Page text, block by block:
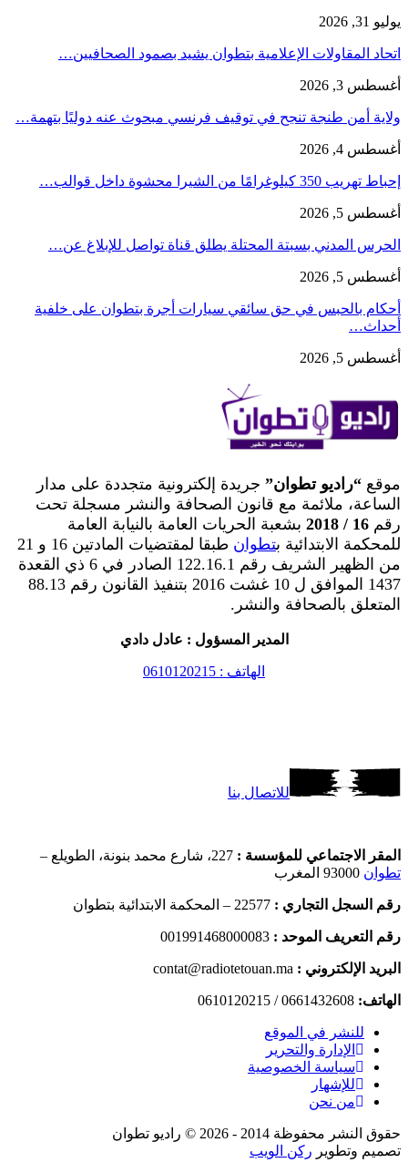
يوليو 31, 2026
اتحاد المقاولات الإعلامية بتطوان يشيد بصمود الصحافيين…
أغسطس 3, 2026
ولاية أمن طنجة تنجح في توقيف فرنسي مبحوث عنه دوليًا بتهمة…
أغسطس 4, 2026
إحباط تهريب 350 كيلوغرامًا من الشيرا محشوة داخل قوالب…
أغسطس 5, 2026
الحرس المدني بسبتة المحتلة يطلق قناة تواصل للإبلاغ عن…
أغسطس 5, 2026
أحكام بالحبس في حق سائقي سيارات أجرة بتطوان على خلفية
أحداث…
أغسطس 5, 2026
موقع “راديو تطوان” جريدة إلكترونية متجددة على مدار
الساعة، ملائمة مع قانون الصحافة والنشر مسجلة تحت
رقم 16 / 2018
بشعبة الحريات العامة بالنيابة العامة
للمحكمة الابتدائية بتطوان
طبقا لمقتضيات المادتين 16 و 21
من الظهير الشريف رقم 122.16.1 الصادر في 6 ذي القعدة
1437 الموافق ل 10 غشت 2016 بتنفيذ القانون رقم 88.13
المتعلق بالصحافة والنشر.
المدير المسؤول : عادل دادي
الهاتف : 0610120215
للاتصال بنا
المقر الاجتماعي للمؤسسة : 227، شارع محمد بنونة، الطويلع –
تطوان
رقم السجل التجاري : 22577 – المحكمة الابتدائية بتطوان
رقم التعريف الموحد : 001991468000083
البريد الإلكتروني : contat@radiotetouan.ma
الهاتف: 0661432608 / 0610120215
للنشر في الموقع
الإدارة والتحرير
سياسة الخصوصية
للإشهار
من نحن
حقوق النشر محفوظة 2014 - 2026 © راديو تطوان
تصميم وتطوير ركن الويب